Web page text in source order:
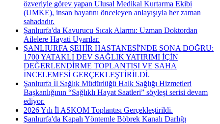
özveriyle görev yapan Ulusal Medikal Kurtarma Ekibi
(UMKE), insan hayatını önceleyen anlayışıyla her zaman
sahadadır.
Şanlıurfa'da Kavurucu Sıcak Alarmı: Uzman Doktordan
Ailelere Hayati Uyarılar.
ŞANLIURFA ŞEHİR HASTANESİ'NDE SONA DOĞRU:
1700 YATAKLI DEV SAĞLIK YATIRIMI İÇİN
DEĞERLENDİRME TOPLANTISI VE SAHA
İNCELEMESİ GERÇEKLEŞTİRİLDİ.
Şanlıurfa İl Sağlık Müdürlüğü Halk Sağlığı Hizmetleri
Başkanlığının “Sağlıklı Hayat Saatleri” söyleşi serisi devam
ediyor.
2026 Yılı İl ASKOM Toplantısı Gerçekleştirildi.
Şanlıurfa'da Kapalı Yöntemle Böbrek Kanalı Darlığı